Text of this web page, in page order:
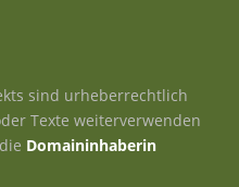
sind urheberrechtlich
Texte weiterverwenden
Domaininhaberin